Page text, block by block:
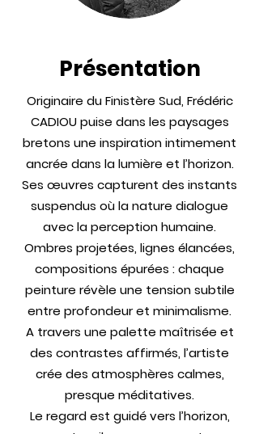
Présentation
Originaire du Finistère Sud, Frédéric
CADIOU puise dans les paysages
bretons une inspiration intimement
ancrée dans la lumière et l’horizon.
Ses œuvres capturent des instants
suspendus où la nature dialogue
avec la perception humaine.
Ombres projetées, lignes élancées,
compositions épurées : chaque
peinture révèle une tension subtile
entre profondeur et minimalisme.
A travers une palette maîtrisée et
des contrastes affirmés, l’artiste
crée des atmosphères calmes,
presque méditatives.
Le regard est guidé vers l’horizon,